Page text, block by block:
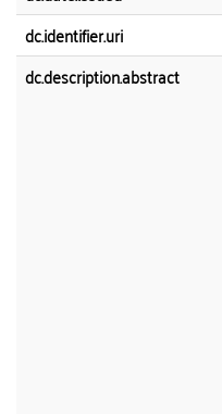
dc.identifier.uri
dc.description.abstract